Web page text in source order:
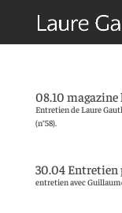
08.10
Entretien de Laure
(n°58).
30.04 Entretien
entretien avec